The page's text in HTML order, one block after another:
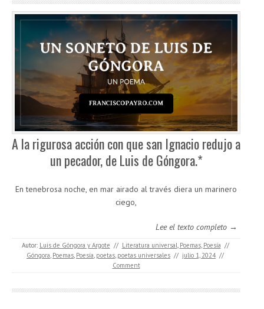
A la rigurosa acción con que san Ignacio redujo a
un pecador, de Luis de Góngora.*
En tenebrosa noche, en mar airado al través diera un marinero
ciego,
Lee el texto completo →
Autor: Luis de Góngora y Argote // Literatura universal Poemas, Poesía //
Góngora Poemas Poesía poetas poetas universales // julio 1, 2024 //
Comment